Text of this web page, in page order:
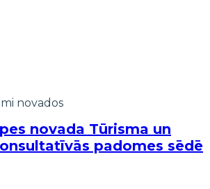
novados
novada Tūrisma un
padomes sēdē